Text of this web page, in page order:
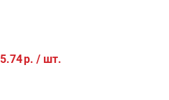
5.74р. /шт.